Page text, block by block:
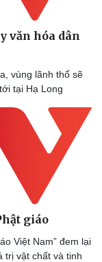
văn hóa dân
vùng lãnh thổ sẽ
tại Hạ Long
giáo
Việt Nam” đem lại
trị vật chất và tinh